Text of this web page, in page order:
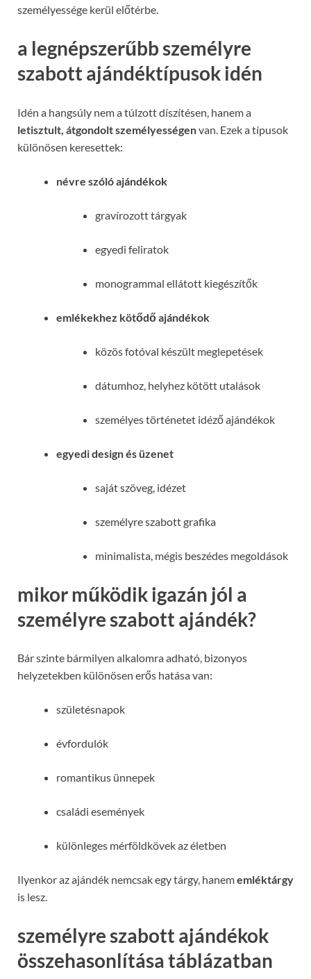
személyessége kerül előtérbe.
a legnépszerűbb személyre
szabott ajándéktípusok idén
Idén a hangsúly nem a túlzott díszítésen, hanem a
letisztult, átgondolt személyességenvan. Ezek a típusok
különösen keresettek:
névre szóló ajándékok
gravírozott tárgyak
egyedi feliratok
monogrammal ellátott kiegészítők
emlékekhez kötődő ajándékok
közös fotóval készült meglepetések
dátumhoz, helyhez kötött utalások
személyes történetet idéző ajándékok
egyedi design és üzenet
saját szöveg, idézet
személyre szabott grafika
minimalista, mégis beszédes megoldások
mikor működik igazán jól a
személyre szabott ajándék?
Bár szinte bármilyen alkalomra adható, bizonyos
helyzetekben különösen erős hatása van:
születésnapok
évfordulók
romantikus ünnepek
családi események
különleges mérföldkövek az életben
Ilyenkor az ajándék nemcsak egy tárgy, hanememléktárgy
is lesz.
személyre szabott ajándékok
összehasonlítása táblázatban